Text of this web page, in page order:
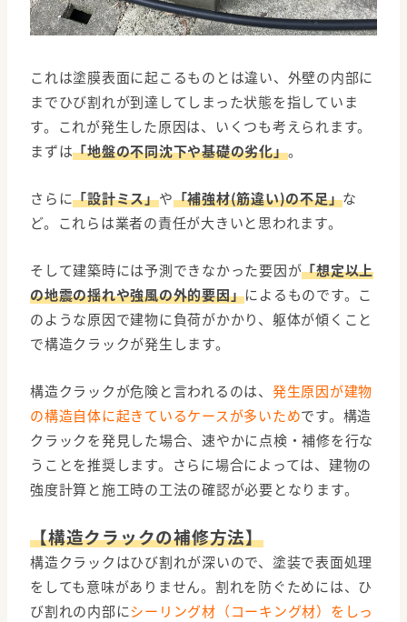
これは塗膜表面に起こるものとは違い、外壁の内部に
までひび割れが到達してしまった状態を指していま
す。これが発生した原因は、いくつも考えられます。
まずは「地盤の不同沈下や基礎の劣化」。
さらに「設計ミス」や「補強材(筋違い)の不足」な
ど。これらは業者の責任が大きいと思われます。
そして建築時には予測できなかった要因が「想定以上
の地震の揺れや強風の外的要因」によるものです。こ
のような原因で建物に負荷がかかり、躯体が傾くこと
で構造クラックが発生します。
構造クラックが危険と言われるのは、 発生原因が建物
の構造自体に起きているケースが多いためです。構造
クラックを発見した場合、速やかに点検・補修を行な
うことを推奨します。さらに場合によっては、建物の
強度計算と施工時の工法の確認が必要となります。
【構造クラックの補修方法】
構造クラックはひび割れが深いので、塗装で表面処理
をしても意味がありません。割れを防ぐためには、ひ
び割れの内部にシーリング材（コーキング材）をしっ